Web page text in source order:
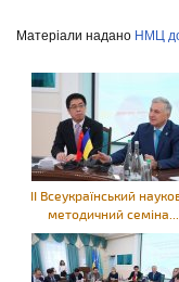
Матеріали надано НМЦ
ІІ Всеукраїнський
методичний семіна...